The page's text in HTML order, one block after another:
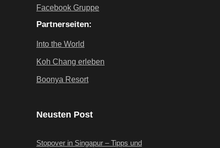
Facebook Gruppe
Partnerseiten:
Into the World
Koh Chang erleben
Boonya Resort
Neusten Post
Stopover in Singapur – Tipps und